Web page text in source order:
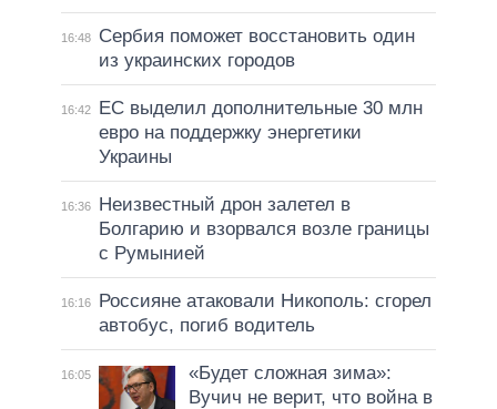
16:48
Сербия поможет восстановить один
из украинских городов
16:42
ЕС выделил дополнительные 30 млн
евро на поддержку энергетики
Украины
16:36
Неизвестный дрон залетел в
Болгарию и взорвался возле границы
с Румынией
16:16
Россияне атаковали Никополь: сгорел
автобус, погиб водитель
16:05
«Будет сложная зима»:
Вучич не верит, что война в